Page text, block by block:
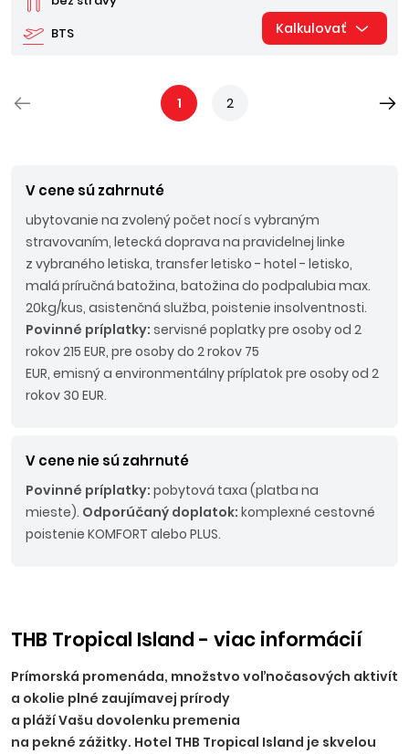
BTS Kalkulovať
1 2
V cene sú zahrnuté
ubytovanie na zvolený počet nocí s vybraným
stravovaním, letecká doprava na pravidelnej linke
z vybraného letiska, transfer letisko - hotel - letisko,
malá príručná batožina, batožina do podpalubia max.
20kg/kus, asistenčná služba, poistenie insolventnosti.
Povinné príplatky: servisné poplatky pre osoby od 2
rokov 215 EUR, pre osoby do 2 rokov 75
EUR, emisný a environmentálny príplatok pre osoby od 2
rokov 30 EUR.
V cene nie sú zahrnuté
Povinné príplatky: pobytová taxa (platba na
mieste). Odporúčaný doplatok: komplexné cestovné
poistenie KOMFORT alebo PLUS.
THB Tropical Island - viac informácií
Prímorská promenáda, množstvo voľnočasových aktivít
a okolie plné zaujímavej prírody
a pláží Vašu dovolenku premenia
na pekné zážitky. Hotel THB Tropical Island je skvelou